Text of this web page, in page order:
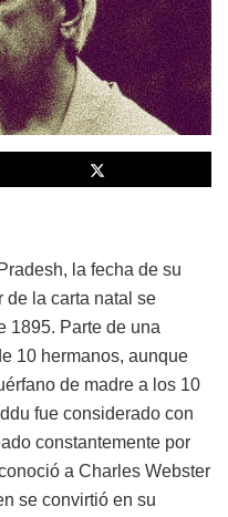
la fecha de su
de la carta natal se
1895. Parte de una
10 hermanos, aunque
de madre a los 10
fue considerado con
constantemente por
a Charles Webster
se convirtió en su